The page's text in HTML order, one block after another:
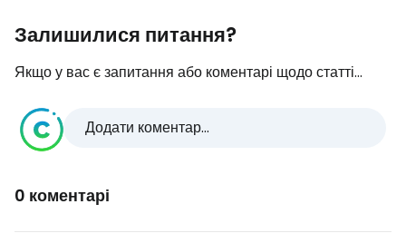
Залишилися питання?
Якщо у вас є запитання або коментарі щодо статті...
Додати коментар...
0 коментарі